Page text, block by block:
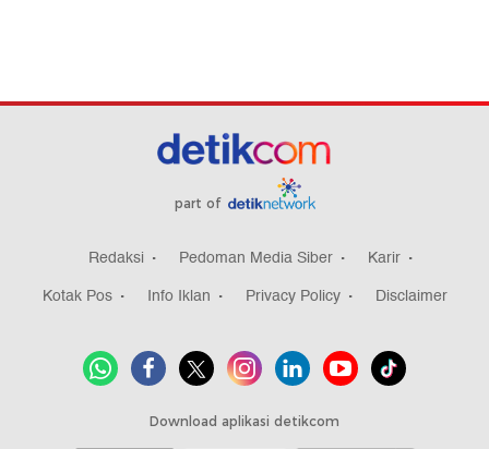
part of
Redaksi Pedoman Media Siber
Karir
Kotak Pos
Info Iklan Privacy Policy Disclaimer
Download aplikasi detikcom